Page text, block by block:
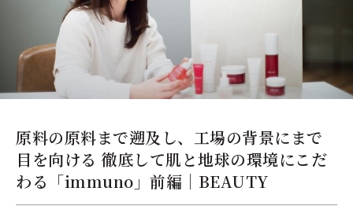
原料の原料まで遡及し、工場の背景にまで
目を向ける 徹底して肌と地球の環境にこだ
わる「immuno」前編｜BEAUTY